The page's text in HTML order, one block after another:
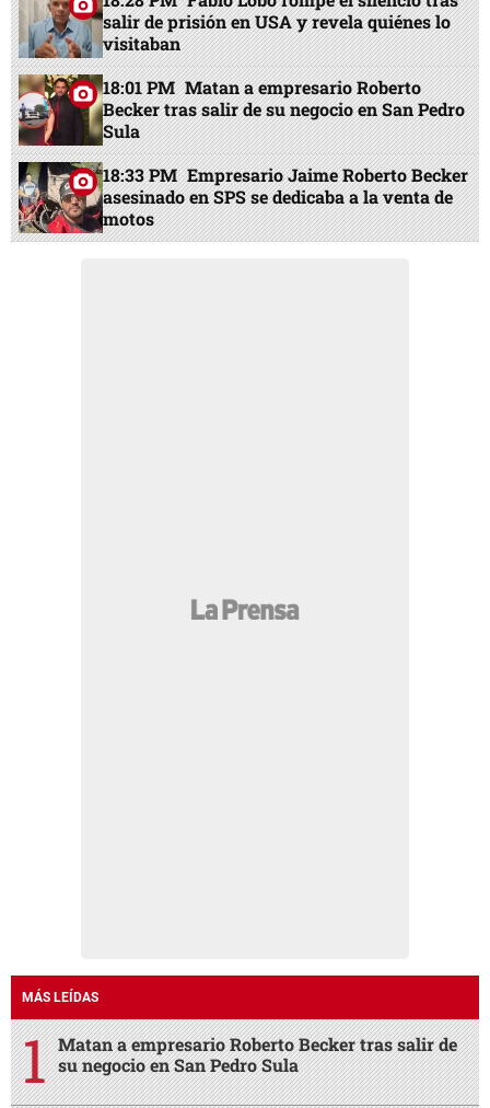
salir de prisión en USA y revela quiénes lo
visitaban
18:01 PM Matan a empresario Roberto
Becker tras salir de su negocio en San Pedro
Sula
18:33 PM Empresario Jaime Roberto Becker
asesinado en SPS se dedicaba a la venta de
motos
MÁS LEÍDAS
Matan a empresario Roberto Becker tras salir de
su negocio en San Pedro Sula